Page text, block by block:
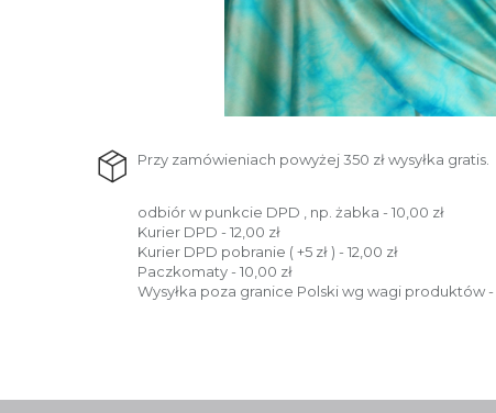
Przy zamówieniach powyżej 350 zł wysyłka gratis.
odbiór w punkcie DPD , np. żabka - 10,00 zł
Kurier DPD - 12,00 zł
Kurier DPD pobranie ( +5 zł ) - 12,00 zł
Paczkomaty - 10,00 zł
Wysyłka poza granice Polski wg wagi produktów -